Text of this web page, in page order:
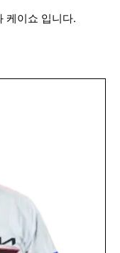
케이쇼 입니다.